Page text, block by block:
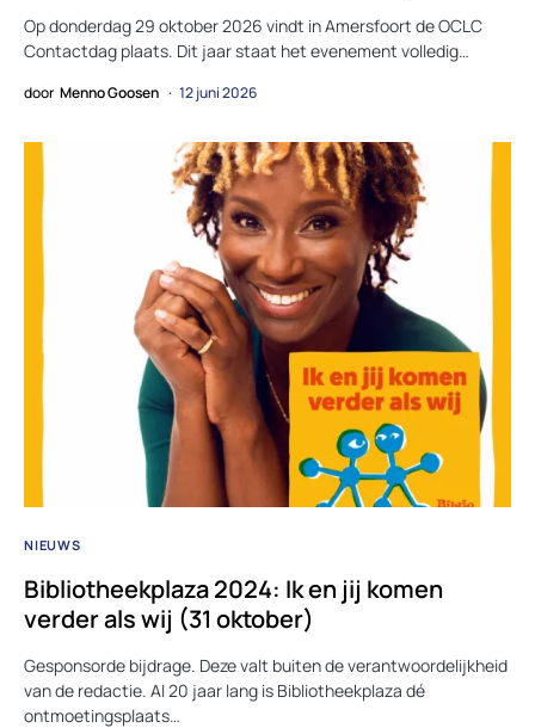
Op donderdag 29 oktober 2026 vindt in Amersfoort de OCLC
Contactdag plaats. Dit jaar staat het evenement volledig…
door Menno Goosen 12 juni 2026
NIEUWS
Bibliotheekplaza 2024: Ik en jij komen
verder als wij (31 oktober)
Gesponsorde bijdrage. Deze valt buiten de verantwoordelijkheid
van de redactie. Al 20 jaar lang is Bibliotheekplaza dé
ontmoetingsplaats…